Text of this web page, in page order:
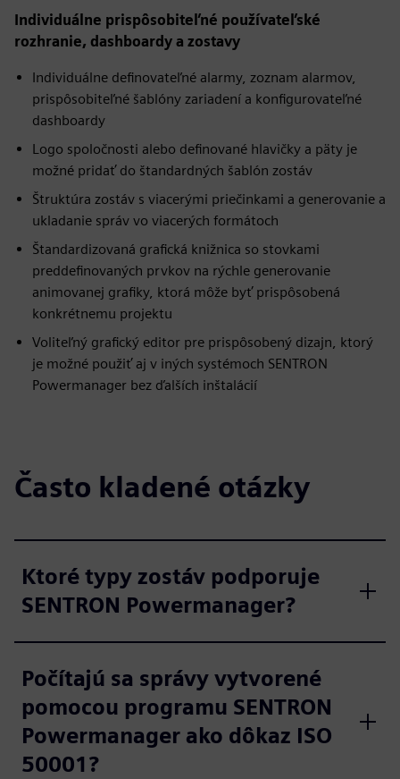
Individuálne prispôsobiteľné používateľské
rozhranie, dashboardy a zostavy
Individuálne definovateľné alarmy, zoznam alarmov,
prispôsobiteľné šablóny zariadení a konfigurovateľné
dashboardy
Logo spoločnosti alebo definované hlavičky a päty je
možné pridať do štandardných šablón zostáv
Štruktúra zostáv s viacerými priečinkami a generovanie a
ukladanie správ vo viacerých formátoch
Štandardizovaná grafická knižnica so stovkami
preddefinovaných prvkov na rýchle generovanie
animovanej grafiky, ktorá môže byť prispôsobená
konkrétnemu projektu
Voliteľný grafický editor pre prispôsobený dizajn, ktorý
je možné použiť aj v iných systémoch SENTRON
Powermanager bez ďalších inštalácií
Často kladené otázky
Ktoré typy zostáv podporuje
SENTRON Powermanager?
Počítajú sa správy vytvorené
pomocou programu SENTRON
Powermanager ako dôkaz ISO
50001?